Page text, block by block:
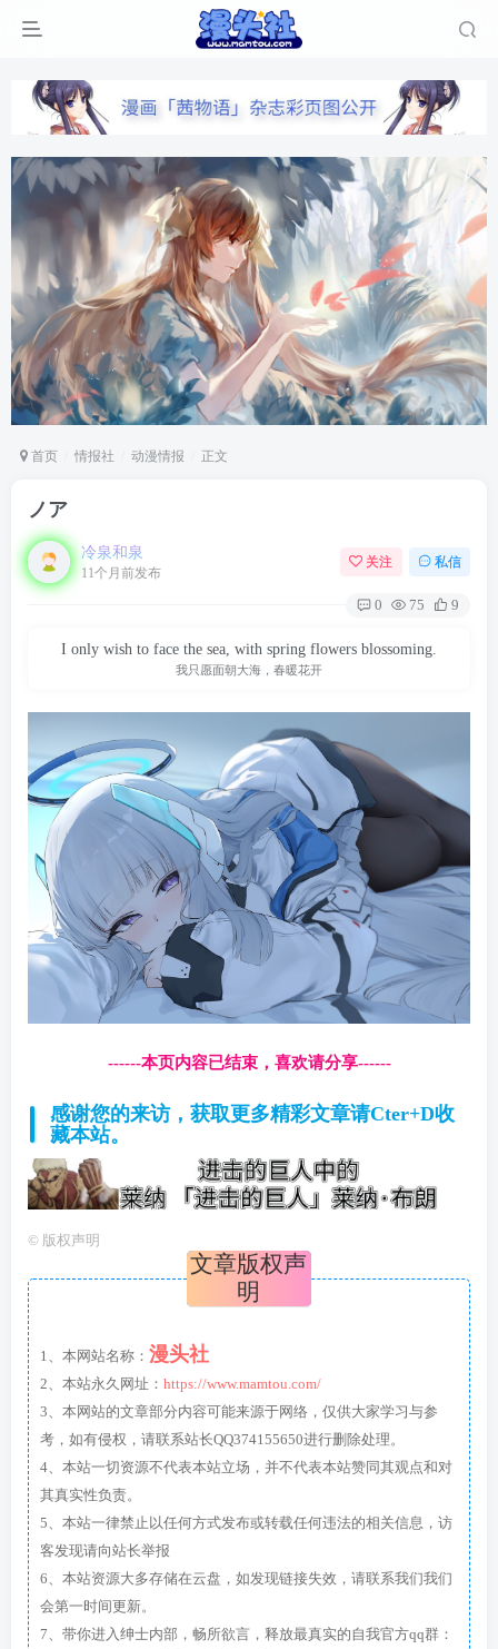
首页 情报社 动漫情报 正文
ノア
冷泉和泉
11个月前发布
关注 私信
0 75 9
I only wish to face the sea, with spring flowers blossoming.
我只愿面朝大海，春暖花开
------本页内容已结束，喜欢请分享------
感谢您的来访，获取更多精彩文章请Cter+D收
藏本站。
© 版权声明
文章版权声
明
1、本网站名称： 漫头社
2、本站永久网址： https://www.mamtou.com/
3、本网站的文章部分内容可能来源于网络，仅供大家学习与参
考，如有侵权，请联系站长QQ374155650进行删除处理。
4、本站一切资源不代表本站立场，并不代表本站赞同其观点和对
其真实性负责。
5、本站一律禁止以任何方式发布或转载任何违法的相关信息，访
客发现请向站长举报
6、本站资源大多存储在云盘，如发现链接失效，请联系我们我们
会第一时间更新。
7、带你进入绅士内部，畅所欲言，释放最真实的自我官方qq群：